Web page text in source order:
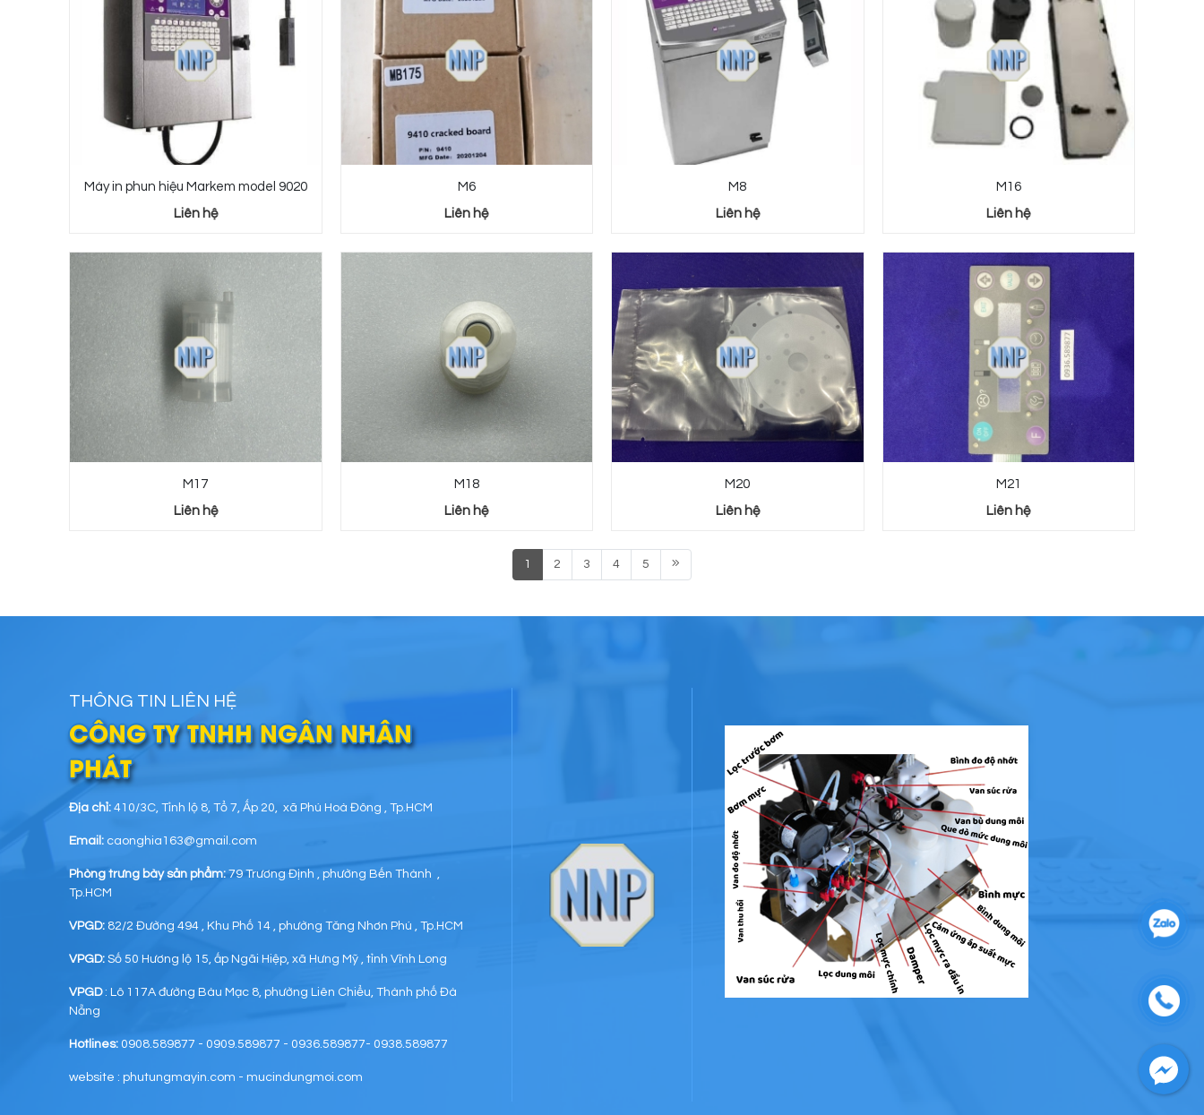
Máy in phun hiệu Markem model 9020
Liên hệ
M6
Liên hệ
M8
Liên hệ
M16
Liên hệ
M17
Liên hệ
M18
Liên hệ
M20
Liên hệ
M21
Liên hệ
1 2 3 4 5
THÔNG TIN LIÊN HỆ
CÔNG TY TNHH NGÂN NHÂN
PHÁT
Địa chỉ: 410/3C, Tỉnh lộ 8, Tổ 7, Ấp 20, xã Phú Hoà Đông , Tp.HCM
Email: caonghia163@gmail.com
Phòng trưng bày sản phẩm: 79 Trương Định , phường Bến Thành ,
Tp.HCM
VPGD: 82/2 Đường 494 , Khu Phố 14 , phường Tăng Nhơn Phú , Tp.HCM
VPGD: Số 50 Hương lộ 15, ấp Ngãi Hiệp, xã Hưng Mỹ , tỉnh Vĩnh Long
VPGD: Lô 117A đường Bàu Mạc 8, phường Liên Chiểu, Thành phố Đà
Nẵng
Hotlines: 0908.589877 - 0909.589877 - 0936.589877- 0938.589877
website : phutungmayin.com - mucindungmoi.com